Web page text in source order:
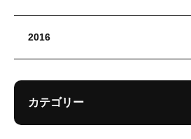
2016
カテゴリー